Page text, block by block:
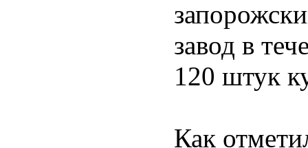
завод в
120 штук
Как